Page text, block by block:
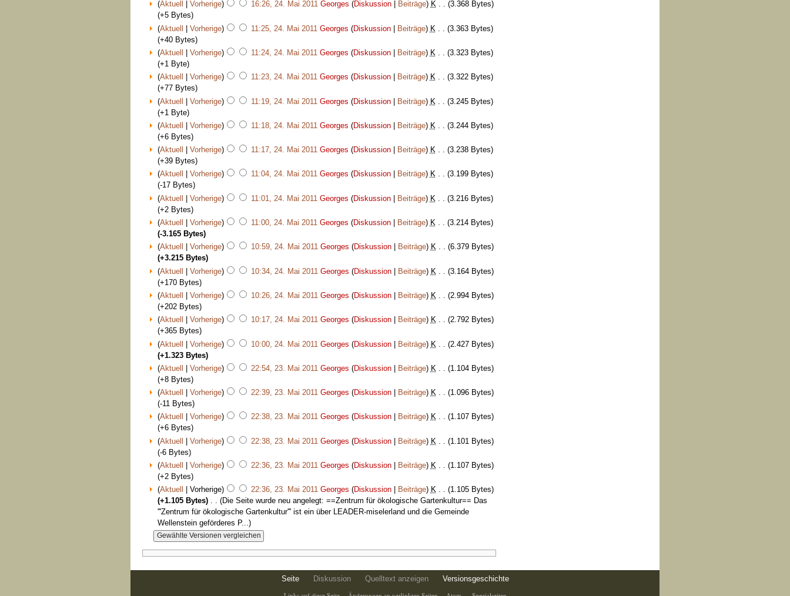
(Aktuell Vorherige) 16:26, 24. Mai 2011‎ Georges (Diskussion| Beiträge)‎ K . . (3.368 Bytes)
(+5 Bytes)
(Aktuell | Vorherige) 11:25, 24. Mai 2011 Georges (Diskussion| Beiträge)‎ K
(3.363 Bytes)
(+40 Bytes)
(Aktuell Vorherige) 11:24, 24. Mai 2011 Georges (Diskussion| Beiträge)‎ K
(3.323 Bytes)
(+1 Byte)
(Aktuell Vorherige) 11:23, 24. Mai 2011‎ Georges (Diskussion| Beiträge)‎ K . . (3.322 Bytes)
(+77 Bytes)
(Aktuell | Vorherige) 11:19, 24. Mai 2011 Georges (Diskussion| Beiträge)‎ K
(3.245 Bytes)
(+1 Byte)
(Aktuell Vorherige) 11:18, 24. Mai 2011 Georges (Diskussion| Beiträge)‎ K
(3.244 Bytes)
(+6 Bytes)
(Aktuell Vorherige) 11:17, 24. Mai 2011‎ Georges (Diskussion| Beiträge)‎ K . . (3.238 Bytes)
(+39 Bytes)
(Aktuell Vorherige) 11:04, 24. Mai 2011‎ Georges (Diskussion| Beiträge)‎ K . . (3.199 Bytes)
(-17 Bytes)
(Aktuell | Vorherige) 11:01, 24. Mai 2011 Georges (Diskussion| Beiträge)‎ K
(3.216 Bytes)
(+2 Bytes)
(Aktuell Vorherige) 11:00, 24. Mai 2011‎ Georges (Diskussion| Beiträge)‎ K . . (3.214 Bytes)
(-3.165 Bytes)
(Aktuell Vorherige) 10:59, 24. Mai 2011‎ Georges (Diskussion| Beiträge)‎ K . . (6.379 Bytes)
(+3.215 Bytes)
(Aktuell | Vorherige) 10:34, 24. Mai 2011 Georges (Diskussion| Beiträge)‎ K
(3.164 Bytes)
(+170 Bytes)
(Aktuell Vorherige) 10:26, 24. Mai 2011 Georges (Diskussion| Beiträge)‎ K
(2.994 Bytes)
(+202 Bytes)
(Aktuell Vorherige) 10:17, 24. Mai 2011‎ Georges (Diskussion| Beiträge)‎ K . . (2.792 Bytes)
(+365 Bytes)
(Aktuell | Vorherige) 10:00, 24. Mai 2011 Georges (Diskussion| Beiträge)‎ K
(2.427 Bytes)
(+1.323 Bytes)
(Aktuell Vorherige) 22:54, 23. Mai 2011 Georges (Diskussion| Beiträge)‎ K
(1.104 Bytes)
(+8 Bytes)
(Aktuell Vorherige) 22:39, 23. Mai 2011‎ Georges (Diskussion| Beiträge)‎ K . . (1.096 Bytes)
(-11 Bytes)
(Aktuell Vorherige) 22:38, 23. Mai 2011‎ Georges (Diskussion| Beiträge)‎ K . . (1.107 Bytes)
(+6 Bytes)
(Aktuell | Vorherige) 22:38, 23. Mai 2011 Georges (Diskussion| Beiträge)‎ K
(1.101 Bytes)
(-6 Bytes)
(Aktuell Vorherige) 22:36, 23. Mai 2011 Georges (Diskussion| Beiträge)‎ K
(1.107 Bytes)
(+2 Bytes)
(Aktuell | Vorherige) 22:36, 23. Mai 2011‎ Georges (Diskussion| Beiträge)‎ K . . (1.105 Bytes)
(+1.105 Bytes)‎ . . (Die Seite wurde neu angelegt: ==Zentrum für ökologische Gartenkultur== Das
'''Zentrum für ökologische Gartenkultur''' ist ein über LEADER-miselerland und die Gemeinde
Wellenstein geförderes P...)
Seite Diskussion Quelltext anzeigen
Versionsgeschichte